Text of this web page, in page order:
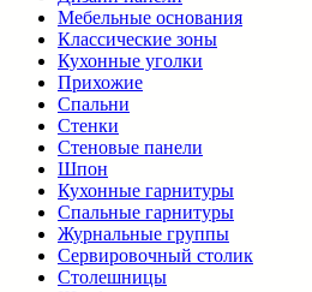
Мебельные основания
Классические зоны
Кухонные уголки
Прихожие
Спальни
Стенки
Стеновые панели
Шпон
Кухонные гарнитуры
Спальные гарнитуры
Журнальные группы
Сервировочный столик
Столешницы